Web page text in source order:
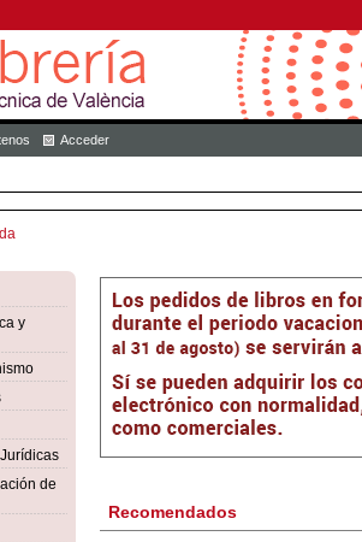
Acceder
y
de
Recomendados